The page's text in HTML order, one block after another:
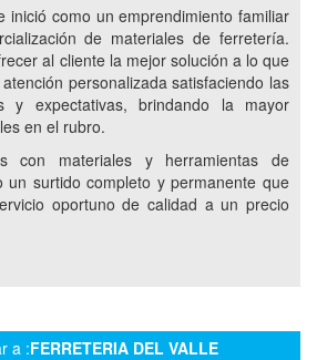
AGUA ACCESORIOS PARA GAS
CLOACAS HERRAMIENTAS
PINTURAS BULONERA
inició como un emprendimiento familiar
de materiales de ferretería.
al cliente la mejor solución a lo que
personalizada satisfaciendo las
y expectativas, brindando la mayor
en el rubro.
con materiales y herramientas de
un surtido completo y permanente que
oportuno de calidad a un precio
a :FERRETERIA DEL VALLE